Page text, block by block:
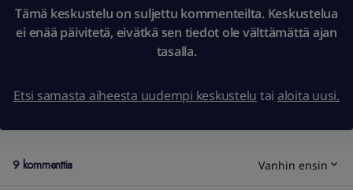
Tämä keskustelu on suljettu kommenteilta. Keskustelua
ei enää päivitetä, eivätkä sen tiedot ole välttämättä ajan
tasalla.
Etsi samasta aiheesta uudempi keskustelu tai aloita uusi.
9 kommenttia Vanhin ensin